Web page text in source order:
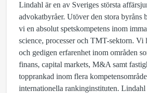
Lindahl är en av Sveriges största
advokatbyråer. Utöver den stora byråns
vi en absolut spetskompetens inom
science, processer och TMT-sektorn. Vi
och gedigen erfarenhet inom områden
finans, capital markets, M&A samt
topprankad inom flera
internationella rankinginstituten.